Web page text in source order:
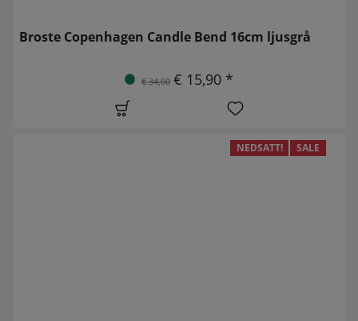
Broste Copenhagen Candle Bend 16cm ljusgrå
€ 34,00 € 15,90 *
NEDSATT! SALE